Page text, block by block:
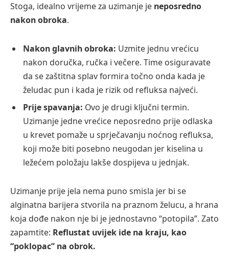
Stoga, idealno vrijeme za uzimanje je neposredno
nakon obroka.
Nakon glavnih obroka: Uzmite jednu vrećicu
nakon doručka, ručka i večere. Time osiguravate
da se zaštitna splav formira točno onda kada je
želudac pun i kada je rizik od refluksa najveći.
Prije spavanja: Ovo je drugi ključni termin.
Uzimanje jedne vrećice neposredno prije odlaska
u krevet pomaže u sprječavanju noćnog refluksa,
koji može biti posebno neugodan jer kiselina u
ležećem položaju lakše dospijeva u jednjak.
Uzimanje prije jela nema puno smisla jer bi se
alginatna barijera stvorila na praznom želucu, a hrana
koja dođe nakon nje bi je jednostavno “potopila”. Zato
zapamtite: Reflustat uvijek ide na kraju, kao
“poklopac” na obrok.